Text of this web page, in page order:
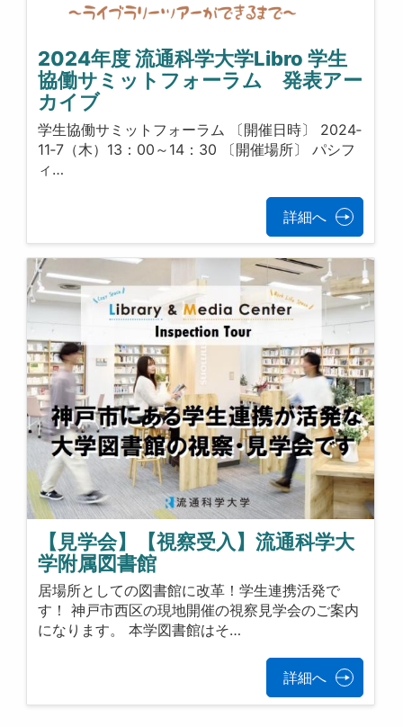
2024年度 流通科学大学Libro 学生
協働サミットフォーラム 発表アー
カイブ
学生協働サミットフォーラム 〔開催日時〕 2024‐
11‐7（木）13：00～14：30 〔開催場所〕 パシフ
ィ…
詳細へ
【見学会】【視察受入】流通科学大
学附属図書館
居場所としての図書館に改革！学生連携活発で
す！ 神戸市西区の現地開催の視察見学会のご案内
になります。 本学図書館はそ…
詳細へ